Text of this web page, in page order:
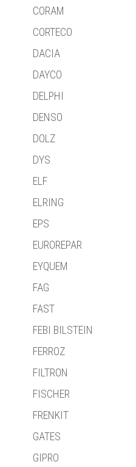
CORAM
CORTECO
DACIA
DAYCO
DELPHI
DENSO
DOLZ
DYS
ELF
ELRING
EPS
EUROREPAR
EYQUEM
FAG
FAST
FEBI BILSTEIN
FERROZ
FILTRON
FISCHER
FRENKIT
GATES
GIPRO